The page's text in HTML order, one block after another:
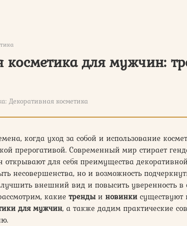
косметика для мужчин:
Декоративная косметика
когда уход за собой и использование
прерогативой. Современный мир стирает
для себя преимущества
несовершенства, но и возможность
внешний вид и повысить уверенность в
какие трендыи новинки существуют
для мужчин, а также дадим практические